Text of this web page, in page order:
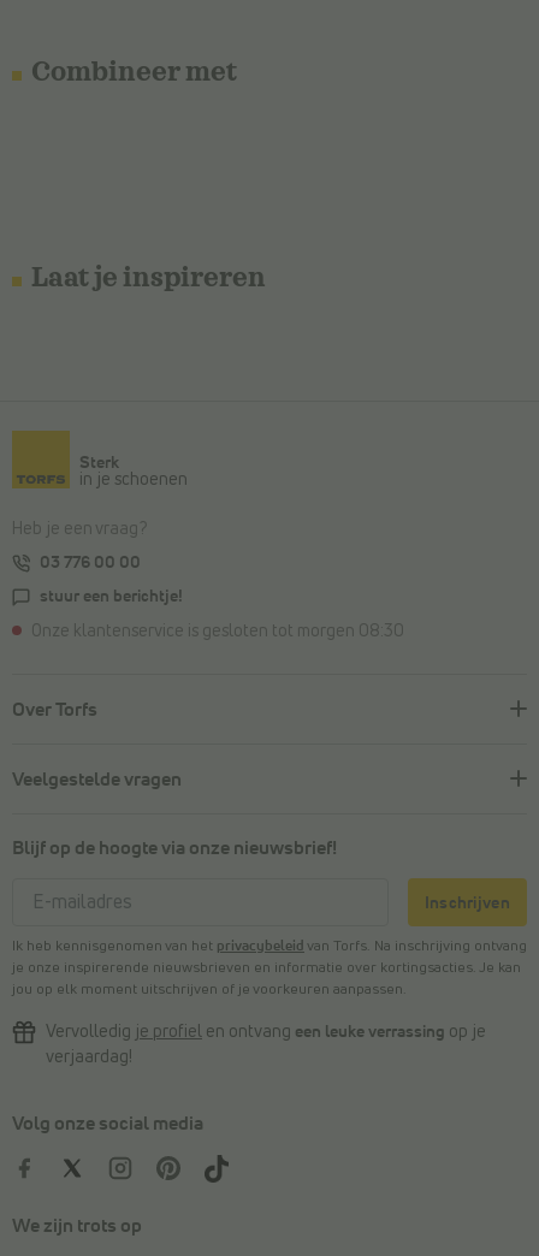
Combineer met
Laat je inspireren
Sterk
in je schoenen
Heb je een vraag?
03 776 00 00
stuur een berichtje!
Onze klantenservice is gesloten tot morgen 08:30
Over Torfs
Veelgestelde vragen
Blijf op de hoogte via onze nieuwsbrief!
Inschrijven
Ik heb kennisgenomen van het privacybeleid van Torfs. Na inschrijving ontvang
je onze inspirerende nieuwsbrieven en informatie over kortingsacties. Je kan
jou op elk moment uitschrijven of je voorkeuren aanpassen.
Vervolledig je profiel en ontvang een leuke verrassing op je
verjaardag!
Volg onze social media
We zijn trots op